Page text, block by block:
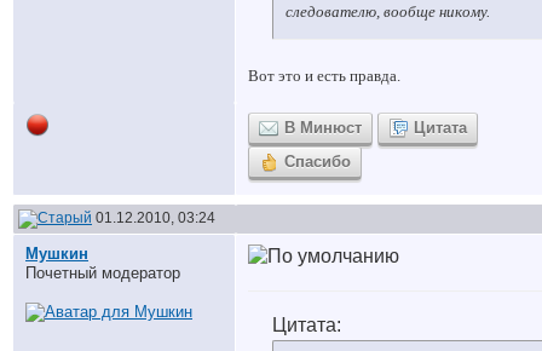
следователю, вообще никому.
Вот это и есть правда.
В Минюст
Цитата
Спасибо
01.12.2010, 03:24
Мушкин
Почетный модератор
Цитата: